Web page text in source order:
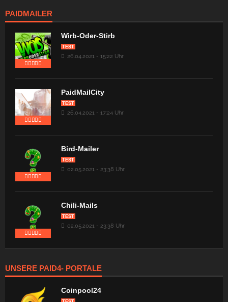
PAIDMAILER
Wirb-Oder-Stirb
TEST
26.04.2021 - 15:22 Uhr
PaidMailCity
TEST
26.04.2021 - 17:24 Uhr
Bird-Mailer
TEST
02.05.2021 - 23:38 Uhr
Chili-Mails
TEST
02.05.2021 - 23:38 Uhr
UNSERE PAID4- PORTALE
Coinpool24